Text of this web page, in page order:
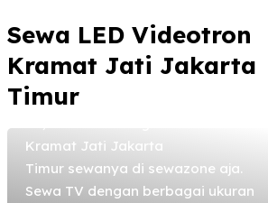
Sewa LED Videotron
Kramat Jati Jakarta
Timur
Sewa TV Kramat Jati
Jakarta Timur
Sewa TV di Kramat Jati Jakarta
Timur, Sewa TV LED, Sewa Smart
Kramat Jati Jakarta
Timur sewanya di sewazone aja.
Sewa TV dengan berbagai ukuran